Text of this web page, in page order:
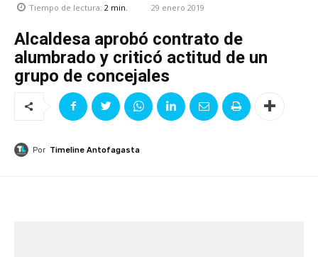
Tiempo de lectura: 2 min. 29 enero 2019
Alcaldesa aprobó contrato de
alumbrado y criticó actitud de un
grupo de concejales
Por Timeline Antofagasta